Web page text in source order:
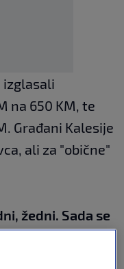
izglasali
na 650 KM, te
Građani Kalesije
ali za "obične"
žedni. Sada se
su 'živi na